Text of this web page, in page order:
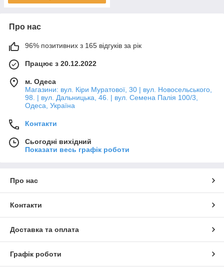
Про нас
96% позитивних з 165 відгуків за рік
Працює з 20.12.2022
м. Одеса
Магазини: вул. Кіри Муратової, 30 | вул. Новосельського,
98. | вул. Дальницька, 46. | вул. Семена Палія 100/3,
Одеса, Україна
Контакти
Сьогодні вихідний
Показати весь графік роботи
Про нас
Контакти
Доставка та оплата
Графік роботи